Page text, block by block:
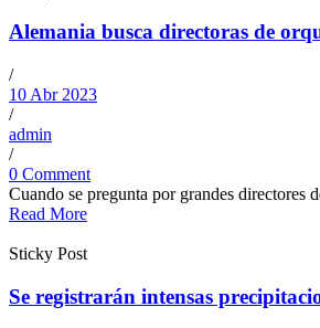
Alemania busca directoras de
/
10 Abr 2023
/
admin
/
0 Comment
Cuando se pregunta por grandes directores
Read More
Sticky Post
Se registrarán intensas